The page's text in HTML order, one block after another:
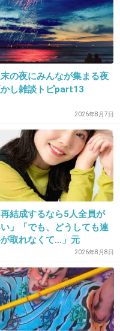
たら手越のがマシ
-48
-20
ンスとか思ってそ
-26
の夜にみんなが集まる夜
し雑談トピpart13
2026年8月7日
再結成するなら5人全員が
」「でも、どうしても連
取れなくて…」元
・MIZUHO（38）が明
「19年ぶりに芸能界復
した本当の理由
2026年8月8日